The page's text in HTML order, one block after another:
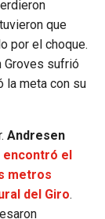
que
por el choque.
Groves sufrió
la meta con su
Andresen
el
metros
del Giro.